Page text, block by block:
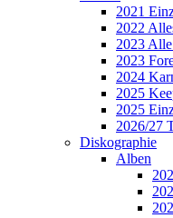
2021
2022
2023 Alle
2023
2024
2025
2025
2026/27
Diskographie
Alben